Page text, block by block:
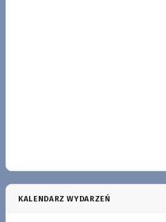
KALENDARZ WYDARZEŃ